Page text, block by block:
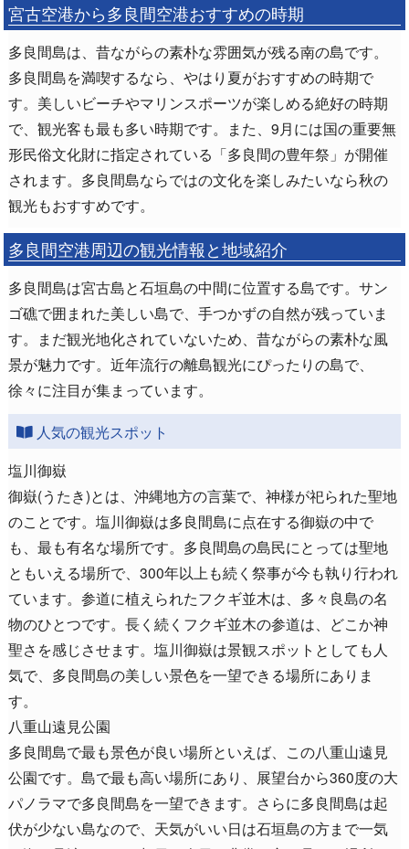
宮古空港から多良間空港おすすめの時期
多良間島は、昔ながらの素朴な雰囲気が残る南の島です。
多良間島を満喫するなら、やはり夏がおすすめの時期で
す。美しいビーチやマリンスポーツが楽しめる絶好の時期
で、観光客も最も多い時期です。また、9月には国の重要無
形民俗文化財に指定されている「多良間の豊年祭」が開催
されます。多良間島ならではの文化を楽しみたいなら秋の
観光もおすすめです。
多良間空港周辺の観光情報と地域紹介
多良間島は宮古島と石垣島の中間に位置する島です。サン
ゴ礁で囲まれた美しい島で、手つかずの自然が残っていま
す。まだ観光地化されていないため、昔ながらの素朴な風
景が魅力です。近年流行の離島観光にぴったりの島で、
徐々に注目が集まっています。
人気の観光スポット
塩川御嶽
御嶽(うたき)とは、沖縄地方の言葉で、神様が祀られた聖地
のことです。塩川御嶽は多良間島に点在する御嶽の中で
も、最も有名な場所です。多良間島の島民にとっては聖地
ともいえる場所で、300年以上も続く祭事が今も執り行われ
ています。参道に植えられたフクギ並木は、多々良島の名
物のひとつです。長く続くフクギ並木の参道は、どこか神
聖さを感じさせます。塩川御嶽は景観スポットとしても人
気で、多良間島の美しい景色を一望できる場所にありま
す。
八重山遠見公園
多良間島で最も景色が良い場所といえば、この八重山遠見
公園です。島で最も高い場所にあり、展望台から360度の大
パノラマで多良間島を一望できます。さらに多良間島は起
伏が少ない島なので、天気がいい日は石垣島の方まで一気